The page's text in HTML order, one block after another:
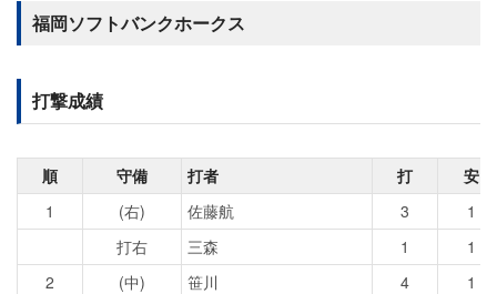
福岡ソフトバンクホークス
打撃成績
順 守備 打者 打
安
1
(右) 佐藤航 3
1
打右
三森 1
1
2
(中) 笹川 4
1